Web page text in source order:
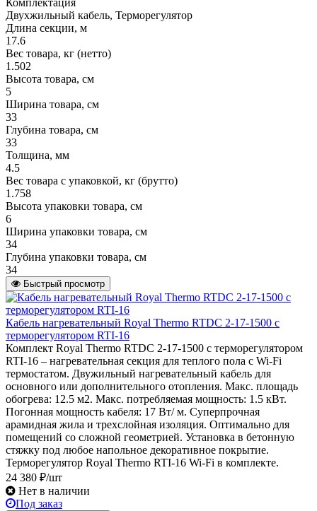
Двухжильный кабель, Терморегулятор
Длина секции, м
17.6
Вес товара, кг (нетто)
1.502
Высота товара, см
5
Ширина товара, см
33
Глубина товара, см
33
Толщина, мм
4.5
Вес товара с упаковкой, кг (брутто)
1.758
Высота упаковки товара, см
6
Ширина упаковки товара, см
34
Глубина упаковки товара, см
34
Быстрый просмотр
Кабель нагревательный Royal Thermo RTDC 2-17-1500 с
терморегулятором RTI-16
Комплект Royal Thermo RTDC 2-17-1500 с терморегулятором
RTI-16 – нагревательная секция для теплого пола с Wi-Fi
термостатом. Двужильный нагревательный кабель для
основного или дополнительного отопления. Макс. площадь
обогрева: 12.5 м2. Макс. потребляемая мощность: 1.5 кВт.
Погонная мощность кабеля: 17 Вт/ м. Суперпрочная
арамидная жила и трехслойная изоляция. Оптимально для
помещений со сложной геометрией. Установка в бетонную
стяжку под любое напольное декоративное покрытие.
Терморегулятор Royal Thermo RTI-16 Wi-Fi в комплекте.
24 380 ₽/шт
Нет в наличии
Под заказ